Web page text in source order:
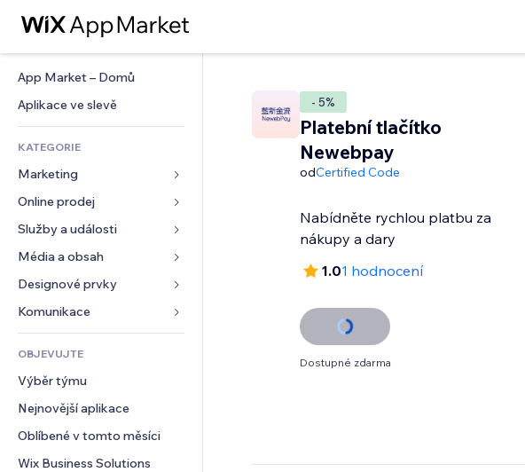
App Market – Domů
Aplikace ve slevě
KATEGORIE
Marketing
Reklamy
Mobilní zařízení
Analytika
Výpisy webu
E‑mail
Online prodej
Aplikace pro obchody
Doprava a doručení
Tlačítka pro prodej
Účetnictví
Kupóny a věrnostní programy
Skladování
Služby a události
Ubytování
Události
Restaurace
Nemovitosti
Rezervace
Média a obsah
Galerie
Hudba
Podcasty
Fotografie
Video
PDF
Sdílení souborů
Novinky
Designové prvky
Mapy a navigace
Soukromí a bezpečnost
Hodiny
Šablony stránek
Efekty pro obrázky
Tlačítka a nabídky
Bannery a odznaky
Formuláře
Ankety
Chat
Komentáře
Telefon
OBJEVUJTE
Výběr týmu
Nejnovější aplikace
Oblíbené v tomto měsíci
Wix Business Solutions
- 5%
Platební tlačítko
Newebpay
odCertified Code
Nabídněte rychlou platbu za
nákupy a dary
1.01 hodnocení
Dostupné zdarma